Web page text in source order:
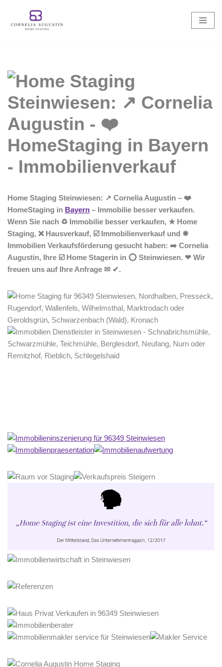
Zum
Home Staging Steinwiesen: ↗️ Cornelia Augustin – ❤️
HomeStaging in Bayern – Immobilie besser verkaufen.
Wenn Sie nach ♻ Immobilie besser verkaufen, ★ Home
Staging, ❌ Hausverkauf, ☑️ Immobilienverkauf und ✹
Immobilien Verkaufsförderung gesucht haben: ➡️ Cornelia
Augustin, Ihre ☑️ Home Stagerin in ⭕ Steinwiesen. ❤ Wir
freuen uns auf Ihre Anfrage ✉ ✔.